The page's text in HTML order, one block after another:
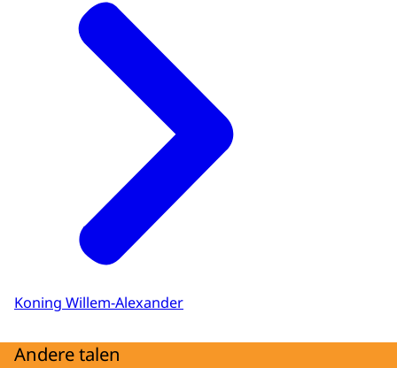
Koning Willem-Alexander
Andere talen